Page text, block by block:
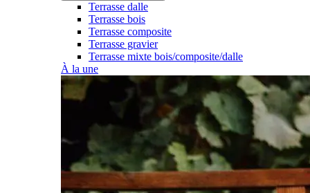
Terrasse dalle
Terrasse bois
Terrasse composite
Terrasse gravier
Terrasse mixte bois/composite/dalle
À la une